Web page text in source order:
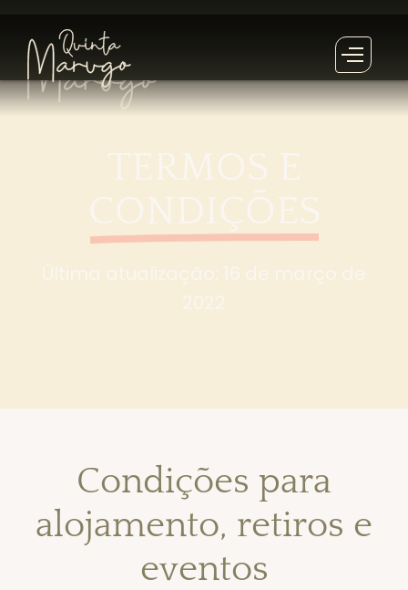
TERMOS E
CONDIÇÕES
Última atualização: 16 de março de
2022
Condições para
alojamento, retiros e
eventos